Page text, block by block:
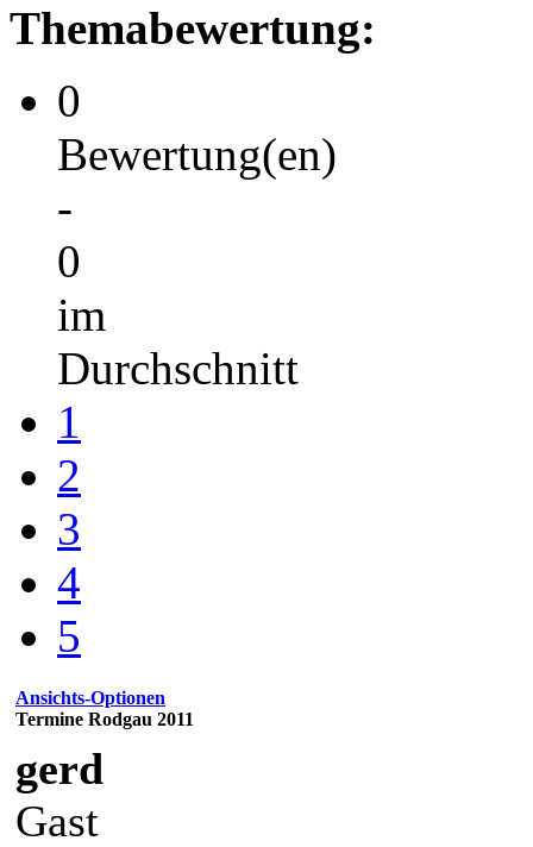
Themabewertung:
0
Bewertung(en)
-
0
im
Durchschnitt
1
2
3
4
5
Ansichts-Optionen
Termine Rodgau 2011
gerd
Gast